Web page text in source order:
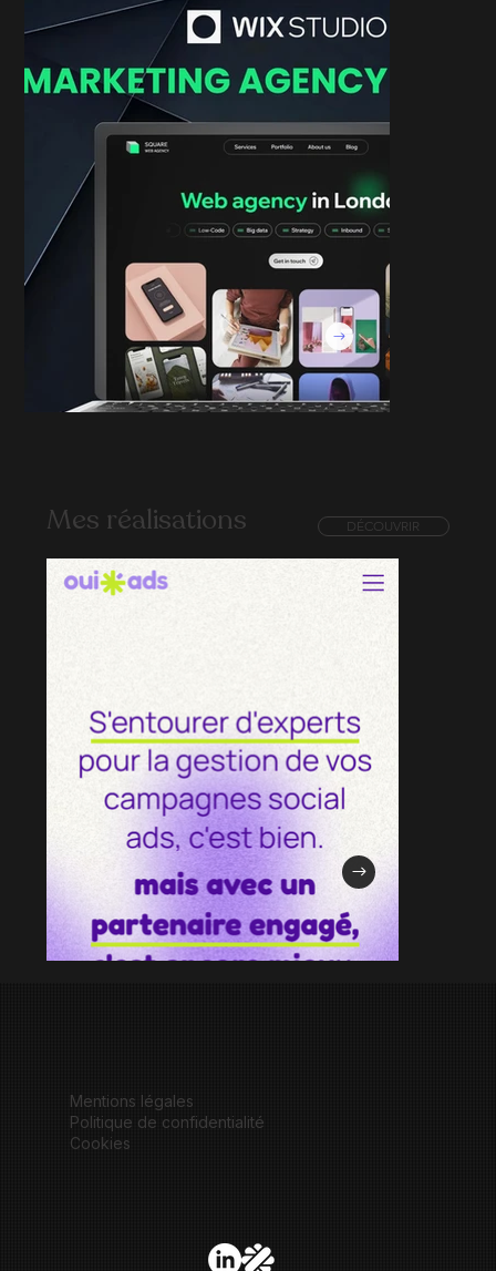
Mes réalisations DÉCOUVRIR
Mentions légales
Politique de confidentialité
Cookies